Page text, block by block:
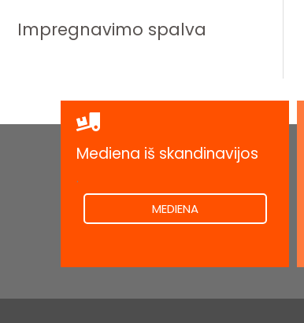
Impregnavimo spalva
Mediena iš skandinavijos
.
MEDIENA